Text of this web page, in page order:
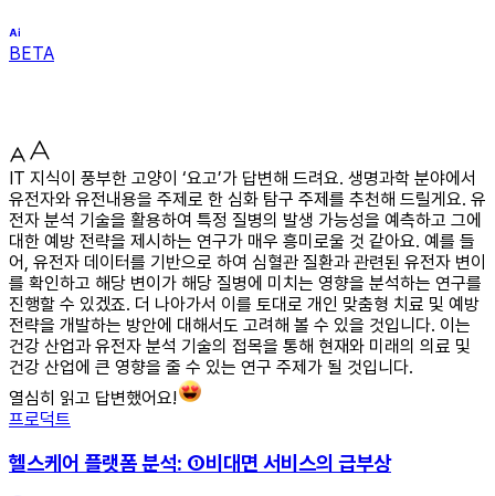
BETA
IT 지식이 풍부한 고양이 ‘요고’가 답변해 드려요. 생명과학 분야에서
유전자와 유전내용을 주제로 한 심화 탐구 주제를 추천해 드릴게요. 유
전자 분석 기술을 활용하여 특정 질병의 발생 가능성을 예측하고 그에
대한 예방 전략을 제시하는 연구가 매우 흥미로울 것 같아요. 예를 들
어, 유전자 데이터를 기반으로 하여 심혈관 질환과 관련된 유전자 변이
를 확인하고 해당 변이가 해당 질병에 미치는 영향을 분석하는 연구를
진행할 수 있겠죠. 더 나아가서 이를 토대로 개인 맞춤형 치료 및 예방
전략을 개발하는 방안에 대해서도 고려해 볼 수 있을 것입니다. 이는
건강 산업과 유전자 분석 기술의 접목을 통해 현재와 미래의 의료 및
건강 산업에 큰 영향을 줄 수 있는 연구 주제가 될 것입니다.
열심히 읽고 답변했어요!
프로덕트
헬스케어 플랫폼 분석: ①비대면 서비스의 급부상